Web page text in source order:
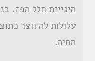
היגיינת חלל הפה.
עלולות להיווצר
החיה.